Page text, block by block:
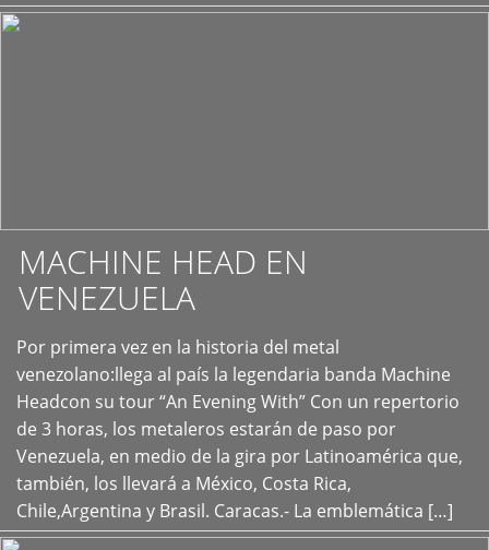
MACHINE HEAD EN
VENEZUELA
Por primera vez en la historia del metal
venezolano:llega al país la legendaria banda Machine
Headcon su tour “An Evening With” Con un repertorio
de 3 horas, los metaleros estarán de paso por
Venezuela, en medio de la gira por Latinoamérica que,
también, los llevará a México, Costa Rica,
Chile,Argentina y Brasil. Caracas.- La emblemática […]
+